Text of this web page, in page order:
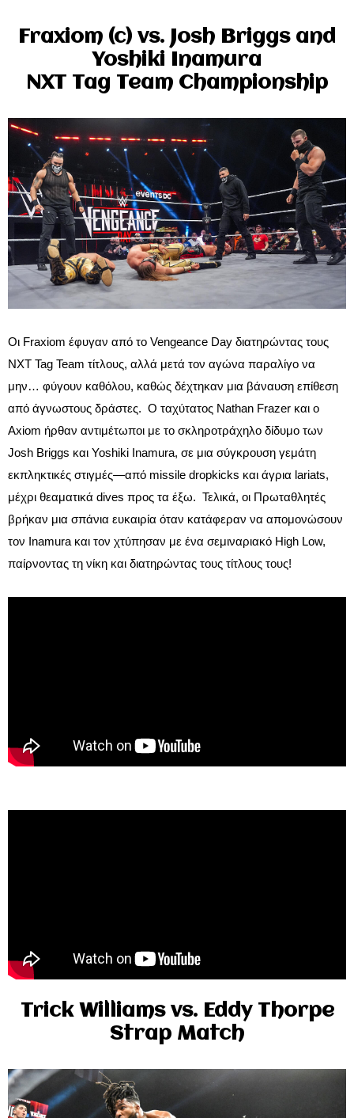
Fraxiom (c) vs. Josh Briggs and
Yoshiki Inamura
NXT Tag Team Championship
Οι Fraxiom έφυγαν από το Vengeance Day διατηρώντας τους
NXT Tag Team τίτλους, αλλά μετά τον αγώνα παραλίγο να
μην… φύγουν καθόλου, καθώς δέχτηκαν μια βάναυση επίθεση
από άγνωστους δράστες. Ο ταχύτατος Nathan Frazer και ο
Axiom ήρθαν αντιμέτωποι με το σκληροτράχηλο δίδυμο των
Josh Briggs και Yoshiki Inamura, σε μια σύγκρουση γεμάτη
εκπληκτικές στιγμές—από missile dropkicks και άγρια lariats,
μέχρι θεαματικά dives προς τα έξω. Τελικά, οι Πρωταθλητές
βρήκαν μια σπάνια ευκαιρία όταν κατάφεραν να απομονώσουν
τον Inamura και τον χτύπησαν με ένα σεμιναριακό High Low,
παίρνοντας τη νίκη και διατηρώντας τους τίτλους τους!
Trick Williams vs. Eddy Thorpe
Strap Match